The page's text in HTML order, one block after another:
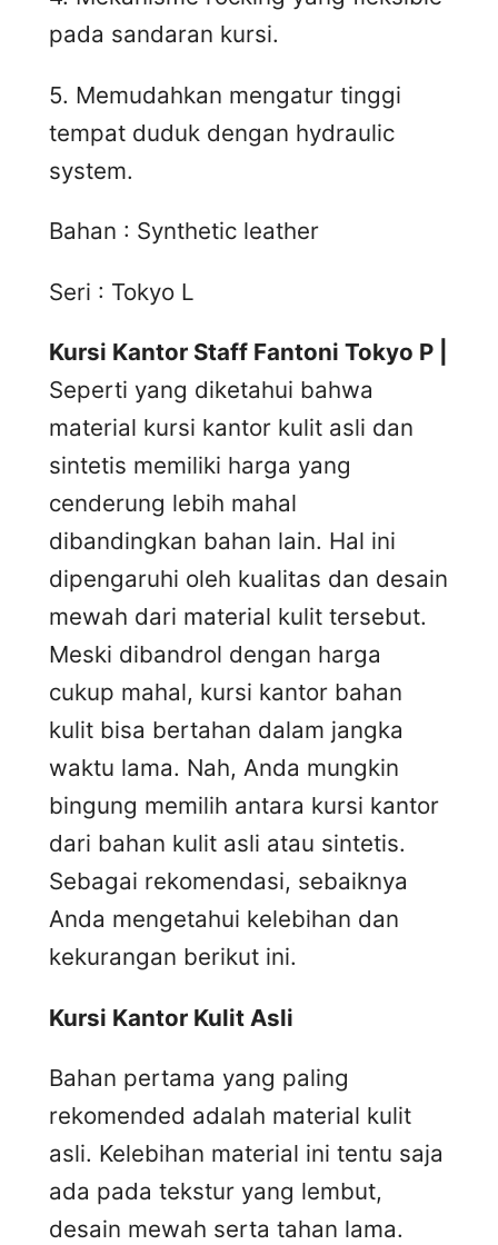
pada sandaran kursi.
5. Memudahkan mengatur tinggi
tempat duduk dengan hydraulic
system.
Bahan : Synthetic leather
Seri : Tokyo L
Kursi Kantor Staff Fantoni Tokyo P |
Seperti yang diketahui bahwa
material kursi kantor kulit asli dan
sintetis memiliki harga yang
cenderung lebih mahal
dibandingkan bahan lain. Hal ini
dipengaruhi oleh kualitas dan desain
mewah dari material kulit tersebut.
Meski dibandrol dengan harga
cukup mahal, kursi kantor bahan
kulit bisa bertahan dalam jangka
waktu lama. Nah, Anda mungkin
bingung memilih antara kursi kantor
dari bahan kulit asli atau sintetis.
Sebagai rekomendasi, sebaiknya
Anda mengetahui kelebihan dan
kekurangan berikut ini.
Kursi Kantor Kulit Asli
Bahan pertama yang paling
rekomended adalah material kulit
asli. Kelebihan material ini tentu saja
ada pada tekstur yang lembut,
desain mewah serta tahan lama.